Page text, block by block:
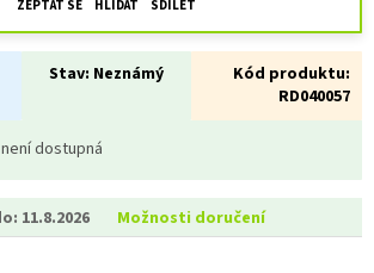
ZEPTAT SE HLÍDAT SDÍLET
Stav: Neznámý
Kód produktu:
RD040057
dostupná
11.8.2026 Možnosti doručení